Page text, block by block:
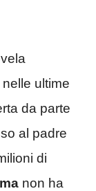
nelle ultime
da parte
al padre
di
non ha